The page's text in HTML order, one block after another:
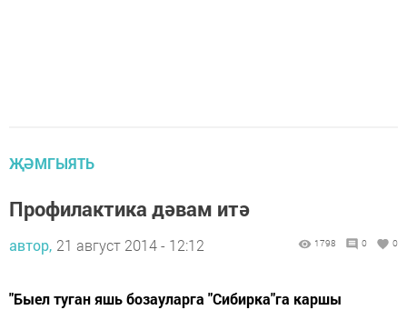
ҖӘМГЫЯТЬ
Профилактика дәвам итә
автор, 21 август 2014 - 12:12 1798 0 0
"Быел туган яшь бозауларга "Сибирка"га каршы